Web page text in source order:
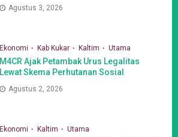
Agustus 3, 2026
Ekonomi Kab Kukar Kaltim Utama
M4CR Ajak Petambak Urus Legalitas
Lewat Skema Perhutanan Sosial
Agustus 2, 2026
Ekonomi Kaltim Utama